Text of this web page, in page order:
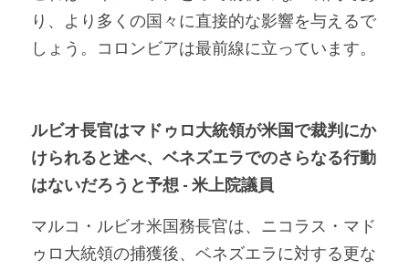
り、より多くの国々に直接的な影響を与えるで
しょう。コロンビアは最前線に立っています。
ルビオ長官はマドゥロ大統領が米国で裁判にか
けられると述べ、ベネズエラでのさらなる行動
はないだろうと予想 - 米上院議員
マルコ・ルビオ米国務長官は、ニコラス・マド
ゥロ大統領の捕獲後、ベネズエラに対する更な